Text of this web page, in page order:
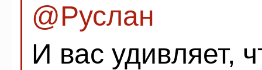
@Руслан
И вас удивляет,